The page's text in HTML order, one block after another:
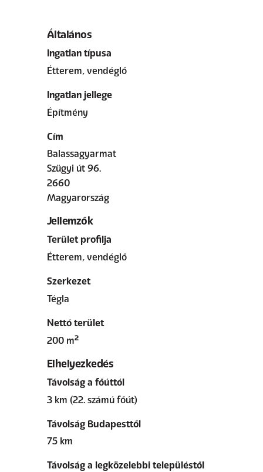
Általános
Ingatlan típusa
Étterem, vendéglő
Ingatlan jellege
Építmény
Cím
Balassagyarmat
Szügyi út 96.
2660
Magyarország
Jellemzők
Terület profilja
Étterem, vendéglő
Szerkezet
Tégla
Nettó terület
200 m²
Elhelyezkedés
Távolság a főúttól
3 km (22. számú főút)
Távolság Budapesttől
75 km
Távolság a legközelebbi településtől